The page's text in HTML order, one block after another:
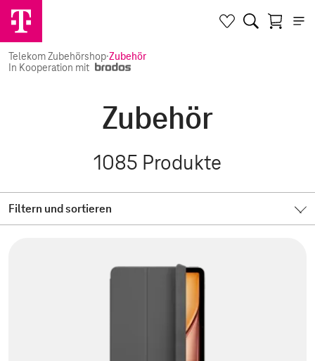
Telekom Zubehörshop·Zubehör
In Kooperation mit
Zubehör
1085 Produkte
Filtern und sortieren